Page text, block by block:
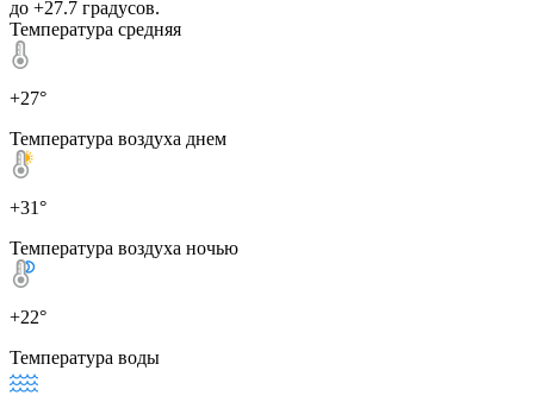
до +27.7 градусов.
Температура средняя
+27°
Температура воздуха днем
+31°
Температура воздуха ночью
+22°
Температура воды